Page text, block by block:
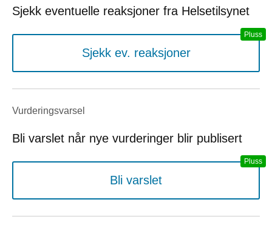
Sjekk eventuelle reaksjoner fra Helsetilsynet
Sjekk ev. reaksjoner
Vurderings­varsel
Bli varslet når nye vurderinger blir publisert
Bli varslet